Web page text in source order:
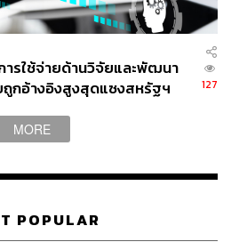
งเสียสุดท้าย
การจีนประกาศออกมาอย่าง
วัลโนเบลรายนี้กำลังป่วยโรค
นให้เข้ารับการรักษาตัว แต่
าวอเมริกันและเยอรมันที่เห็นว่า
การรักษาในต่างประเทศได้
อยแถลงจากนายแพทย์เจ้าของ
ดท้าย พร้อมกับการกล่าวสั่งเสีย
รใช้จ่ายด้านวิจัยและพัฒนา
กอ้างอิงสูงสุดแซงสหรัฐฯ
127
MORE
POPULAR